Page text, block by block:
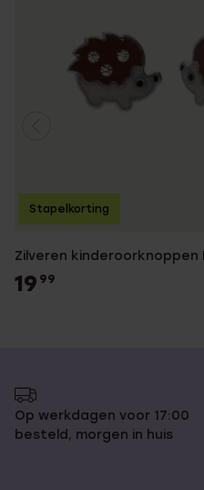
Zilveren kinderoorknoppen
19 99
Stapelkorting
Op werkdagen voor 17:00
besteld, morgen in huis